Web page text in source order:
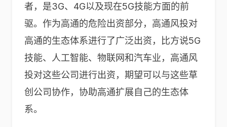
者，是3G、4G以及现在5G技能方面的前
驱。作为高通的危险出资部分，高通风投对
高通的生态体系进行了广泛出资，比方说5G
技能、人工智能、物联网和汽车业，高通风
投对这些公司进行出资，期望可以与这些草
创公司协作，协助高通扩展自己的生态体
系。